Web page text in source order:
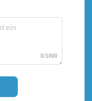
0/1000